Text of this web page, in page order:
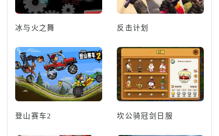
冰与火之舞 反击计划
登山赛车2 坎公骑冠剑日服